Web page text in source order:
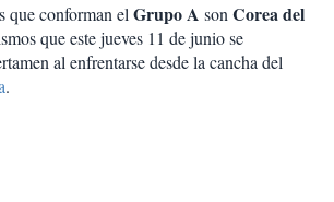
que conforman elGrupo A sonCorea del
que este jueves 11 de junio se
al enfrentarse desde la cancha del
.